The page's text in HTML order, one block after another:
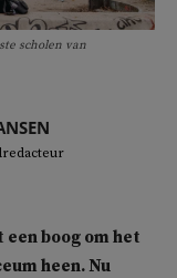
scholen van
boog om het
heen. Nu